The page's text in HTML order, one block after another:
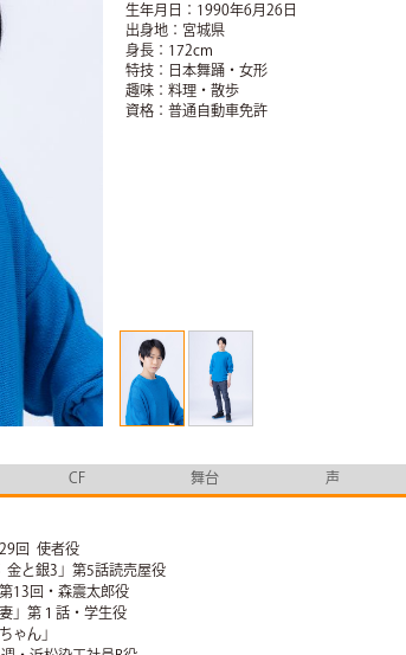
生年月日：1990年6月26日
出身地：宮城県
身長：172cm
特技：日本舞踊・女形
趣味：料理・散歩
資格：普通自動車免許
CF 舞台 声
回 使者役
と銀3」第5話読売屋役
13回・森震太郎役
」第１話・学生役
ゃん」